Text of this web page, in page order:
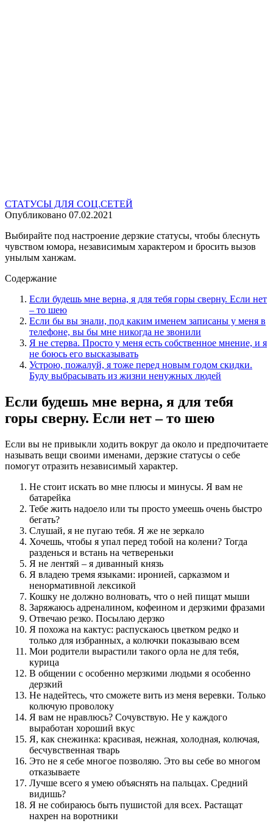
СТАТУСЫ ДЛЯ СОЦ.СЕТЕЙ
Опубликовано 07.02.2021
Выбирайте под настроение дерзкие статусы, чтобы блеснуть
чувством юмора, независимым характером и бросить вызов
унылым ханжам.
Содержание
Если будешь мне верна, я для тебя горы сверну. Если нет
– то шею
Если бы вы знали, под каким именем записаны у меня в
телефоне, вы бы мне никогда не звонили
Я не стерва. Просто у меня есть собственное мнение, и я
не боюсь его высказывать
Устрою, пожалуй, я тоже перед новым годом скидки.
Буду выбрасывать из жизни ненужных людей
Если будешь мне верна, я для тебя
горы сверну. Если нет – то шею
Если вы не привыкли ходить вокруг да около и предпочитаете
называть вещи своими именами, дерзкие статусы о себе
помогут отразить независимый характер.
Не стоит искать во мне плюсы и минусы. Я вам не
батарейка
Тебе жить надоело или ты просто умеешь очень быстро
бегать?
Слушай, я не пугаю тебя. Я же не зеркало
Хочешь, чтобы я упал перед тобой на колени? Тогда
разденься и встань на четвереньки
Я не лентяй – я диванный князь
Я владею тремя языками: иронией, сарказмом и
ненормативной лексикой
Кошку не должно волновать, что о ней пищат мыши
Заряжаюсь адреналином, кофеином и дерзкими фразами
Отвечаю резко. Посылаю дерзко
Я похожа на кактус: распускаюсь цветком редко и
только для избранных, а колючки показываю всем
Мои родители вырастили такого орла не для тебя,
курица
В общении с особенно мерзкими людьми я особенно
дерзкий
Не надейтесь, что сможете вить из меня веревки. Только
колючую проволоку
Я вам не нравлюсь? Сочувствую. Не у каждого
выработан хороший вкус
Я, как снежинка: красивая, нежная, холодная, колючая,
бесчувственная тварь
Это не я себе многое позволяю. Это вы себе во многом
отказываете
Лучше всего я умею объяснять на пальцах. Средний
видишь?
Я не собираюсь быть пушистой для всех. Растащат
нахрен на воротники